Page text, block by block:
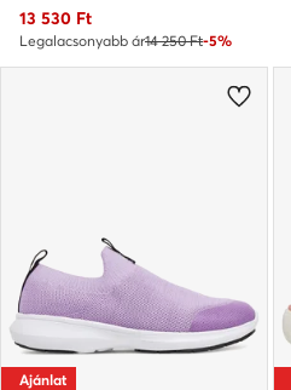
Aktuális ár
13 530 Ft
Legalacsonyabb ár14 250 Ft-5%
Ajánlat